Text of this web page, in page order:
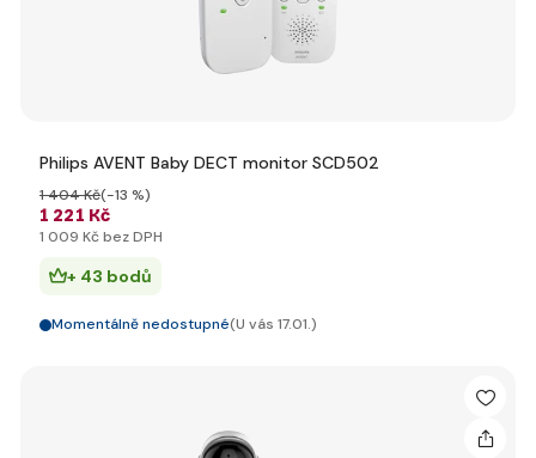
Philips AVENT Baby DECT monitor SCD502
1 221 Kč
1 404 Kč(-13 %)
1 009 Kč bez DPH
+ 43 bodů
Momentálně nedostupné(U vás 17.01.)